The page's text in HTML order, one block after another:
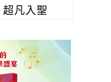
凡入聖